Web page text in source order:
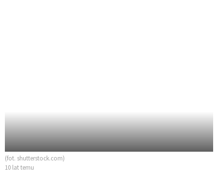
(fot. shutterstock.com)
10 lat temu